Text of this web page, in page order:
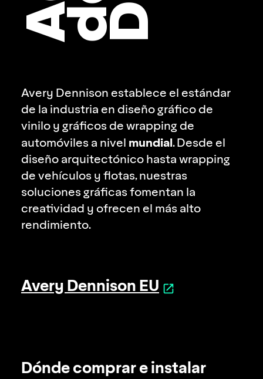
Avery Dennison establece el estándar
de la industria en diseño gráfico de
vinilo y gráficos de wrapping de
automóviles a nivel mundial. Desde el
diseño arquitectónico hasta wrapping
de vehículos y flotas, nuestras
soluciones gráficas fomentan la
creatividad y ofrecen el más alto
rendimiento.
Avery Dennison EU
Dónde comprar e instalar